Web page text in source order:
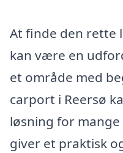
At finde den rette
kan være en
et område med
carport i Reersø
løsning for
giver et praktisk